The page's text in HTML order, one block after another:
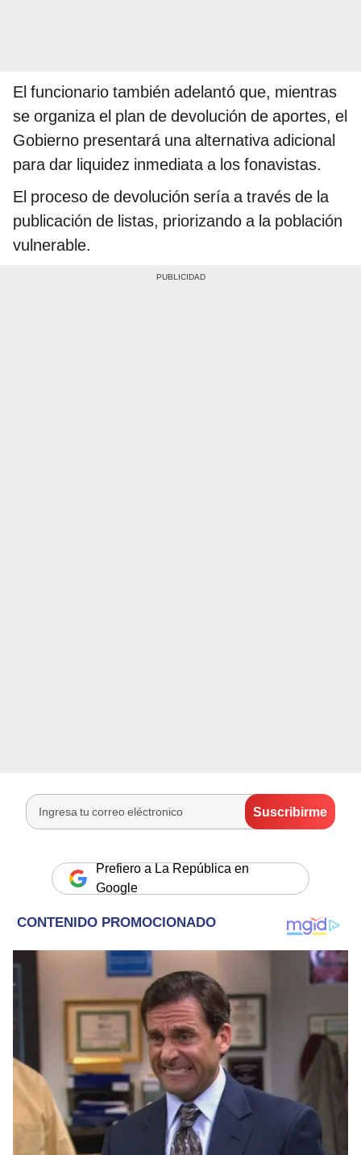
El funcionario también adelantó que, mientras
se organiza el plan de devolución de aportes, el
Gobierno presentará una alternativa adicional
para dar liquidez inmediata a los fonavistas.
El proceso de devolución sería a través de la
publicación de listas, priorizando a la población
vulnerable.
Prefiero a La República en
Google